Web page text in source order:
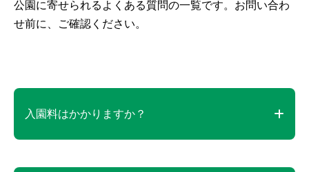
公園に寄せられるよくある質問の一覧です。お問い合わ
せ前に、ご確認ください。
入園料はかかりますか？
入園料は無料です。